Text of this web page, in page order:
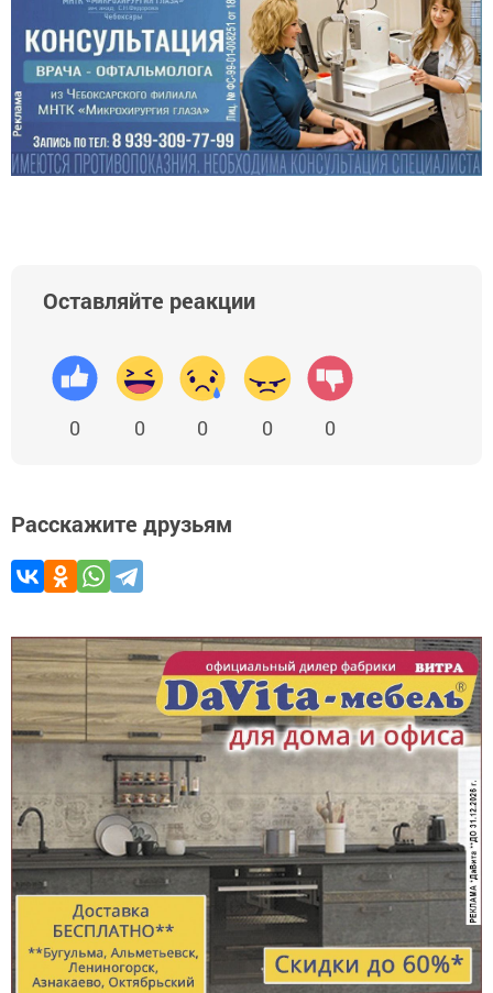
Оставляйте реакции
0 0 0 0 0
Расскажите друзьям